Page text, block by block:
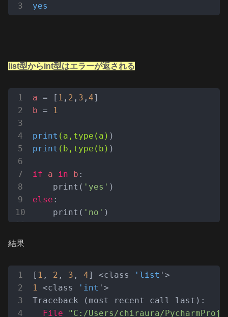
yes
list型からint型はエラーが返される
a = [ 1 , 2 , 3 , 4
b = 1
print (a,type(a)
print (b,type(b) )
if a in b :
    print(
'yes'
else :
    print(
'no' )
結果
[ 1 , 2 , 3 , 4] <class 'list
1 <class 'int '>
Traceback (most recent call last):
File
"C:/Users/chiraura/